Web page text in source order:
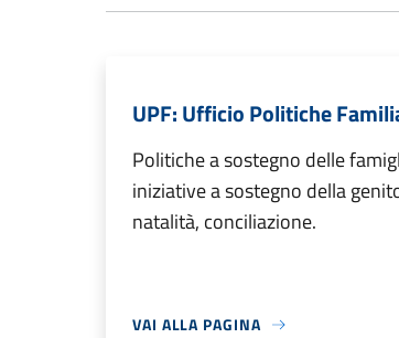
UPF: Ufficio Politiche
Politiche a sostegno delle
iniziative a sostegno della
natalità, conciliazione.
VAI ALLA PAGINA